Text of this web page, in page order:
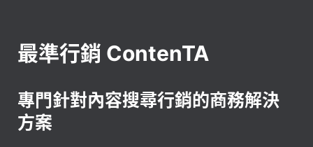
最準行銷 ContenTA
專門針對內容搜尋行銷的商務解決
方案